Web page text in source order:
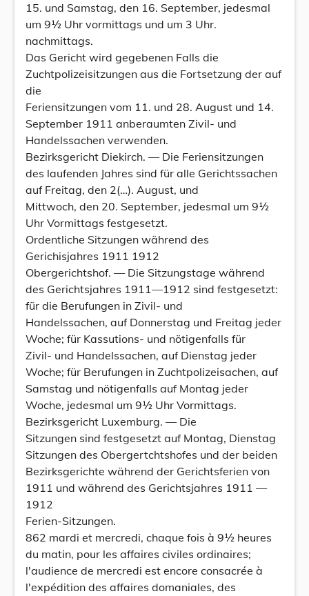
15. und Samstag, den 16. September, jedesmal
um 9½ Uhr vormittags und um 3 Uhr.
nachmittags.
Das Gericht wird gegebenen Falls die
Zuchtpolizeisitzungen aus die Fortsetzung der auf
die
Feriensitzungen vom 11. und 28. August und 14.
September 1911 anberaumten Zivil- und
Handelssachen verwenden.
Bezirksgericht Diekirch. — Die Feriensitzungen
des laufenden Jahres sind für alle Gerichtssachen
auf Freitag, den 2(…). August, und
Mittwoch, den 20. September, jedesmal um 9½
Uhr Vormittags festgesetzt.
Ordentliche Sitzungen während des
Gerichisjahres 1911 1912
Obergerichtshof. — Die Sitzungstage während
des Gerichtsjahres 1911—1912 sind festgesetzt:
für die Berufungen in Zivil- und
Handelssachen, auf Donnerstag und Freitag jeder
Woche; für Kassutions- und nötigenfalls für
Zivil- und Handelssachen, auf Dienstag jeder
Woche; für Berufungen in Zuchtpolizeisachen, auf
Samstag und nötigenfalls auf Montag jeder
Woche, jedesmal um 9½ Uhr Vormittags.
Bezirksgericht Luxemburg. — Die
Sitzungen sind festgesetzt auf Montag, Dienstag
Sitzungen des Obergertchtshofes und der beiden
Bezirksgerichte während der Gerichtsferien von
1911 und während des Gerichtsjahres 1911 —
1912
Ferien-Sitzungen.
862 mardi et mercredi, chaque fois à 9½ heures
du matin, pour les affaires civiles ordinaires;
l'audience de mercredi est encore consacrée à
l'expédition des affaires domaniales, des